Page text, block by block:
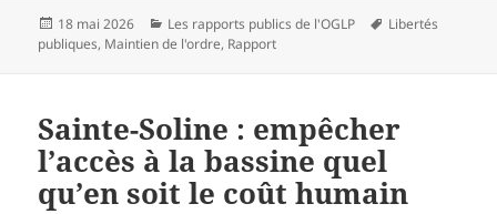
Publié
le
18 mai 2026 Catégories
Les rapports publics de l'OGLP
Mots-
Libertés
publiques, Maintien de l'ordre, Rapport
Sainte-Soline : empêcher
l’accès à la bassine quel
qu’en soit le coût humain